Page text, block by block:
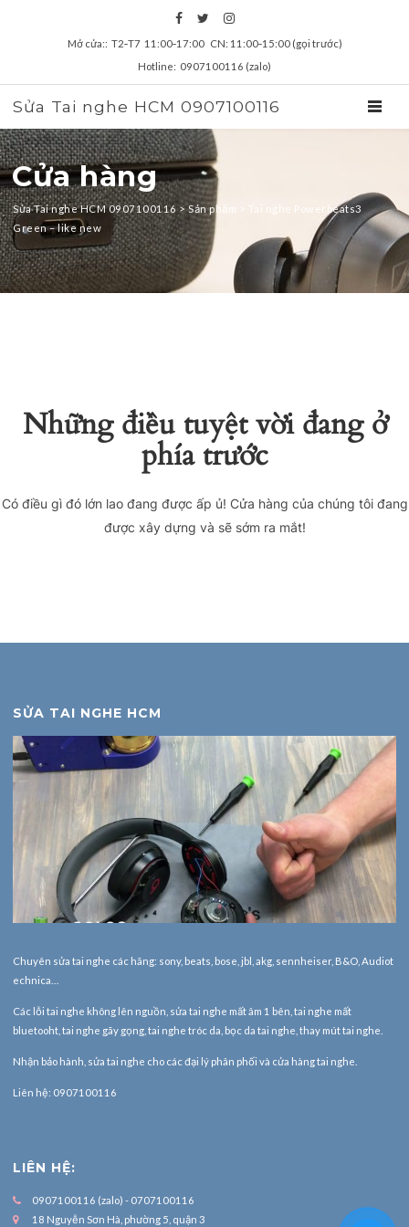
Mở cửa:: T2‑T7 11:00‑17:00 CN: 11:00‑15:00 (gọi trước)
Hotline: 0907100116 (zalo)
Sửa Tai nghe HCM 0907100116
Cửa hàng
Sửa Tai nghe HCM 0907100116>Sản phẩm
Tai nghe Powerbeats3
Green – like new
zz
Những điều tuyệt vời đang ở
phía trước
Có điều gì đó lớn lao đang được ấp ủ! Cửa hàng của chúng tôi đang
được xây dựng và sẽ sớm ra mắt!
SỬA TAI NGHE HCM
Chuyên sửa tai nghe các hãng: sony, beats, bose, jbl, akg, sennheiser, B&O, Audiot
echnica…
Các lỗi tai nghe không lên nguồn, sửa tai nghe mất âm 1 bên, tai nghe mất
bluetooht, tai nghe gãy gọng, tai nghe tróc da, bọc da tai nghe, thay mút tai nghe.
Nhận bảo hành, sửa tai nghe cho các đại lý phân phối và cửa hàng tai nghe.
Liên hệ: 0907100116
LIÊN HỆ:
0907100116 (zalo) - 0707100116
18 Nguyễn Sơn Hà, phường 5, quận 3